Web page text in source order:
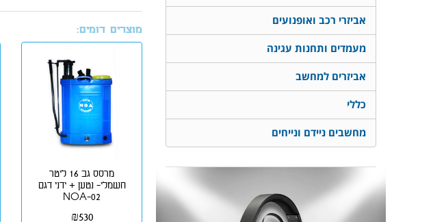
מוצרים דומים:
מרסס גב 16 ליטר
חשמלי- נטען + ידני דגם
NOA-02
₪530
אביזרי רכב ואופנועים
מעמדים ותחנות עגינה
אביזרים למחשב
כללי
מחשבים ניידם ונייחים